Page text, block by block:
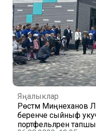
Яңалыклар
Рөстәм Миңнеханов
беренче сыйныф
портфельләрен